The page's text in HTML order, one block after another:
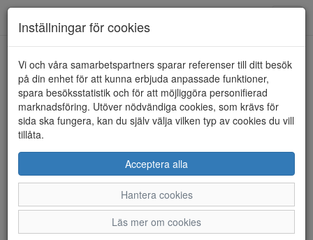
HEM RIEKER
Inställningar för cookies
Vi och våra samarbetspartners sparar referenser till ditt besök
på din enhet för att kunna erbjuda anpassade funktioner,
spara besöksstatistik och för att möjliggöra personifierad
marknadsföring. Utöver nödvändiga cookies, som krävs för
sida ska fungera, kan du själv välja vilken typ av cookies du vill
tillåta.
Acceptera alla
Hantera cookies
Läs mer om cookies